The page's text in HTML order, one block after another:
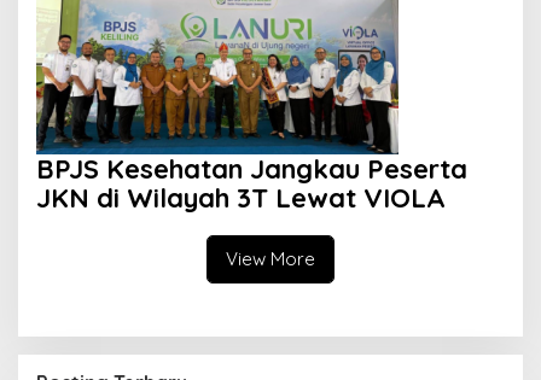
BPJS Kesehatan Jangkau Peserta
JKN di Wilayah 3T Lewat VIOLA
View More